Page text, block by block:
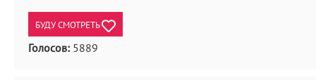
БУДУ СМОТРЕТЬ
Голосов: 5889